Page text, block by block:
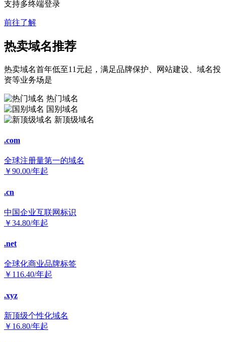
支持多终端登录
前往了解
热卖域名推荐
热卖域名首年低至11元起，满足品牌保护、网站建设、域名投
资等业务场是
热门域名
国别域名
新顶级域名
.com
全球注册量第一的域名
￥90.00/年起
.cn
中国企业互联网标识
￥34.80/年起
.net
全球化商业品牌标签
￥ 116.40/年起
.xyz
新顶级个性化域名
￥ 16.80/年起